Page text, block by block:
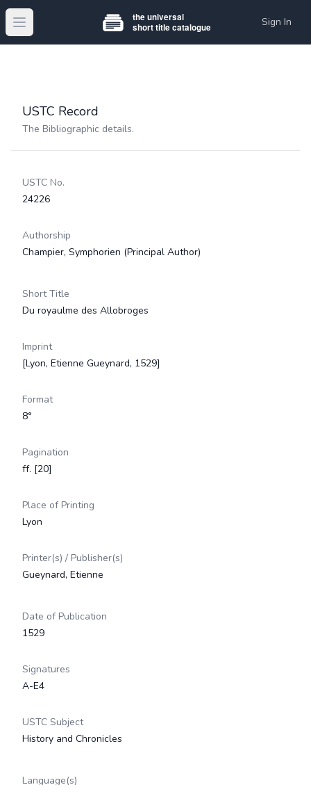
Open main menu Sign In
USTC Record
The Bibliographic details.
USTC No.
24226
Authorship
Champier, Symphorien (Principal Author)
Short Title
Du royaulme des Allobroges
Imprint
[Lyon, Etienne Gueynard, 1529]
Format
8°
Pagination
ff. [20]
Place of Printing
Lyon
Printer(s) / Publisher(s)
Gueynard, Etienne
Date of Publication
1529
Signatures
A-E4
USTC Subject
History and Chronicles
Language(s)